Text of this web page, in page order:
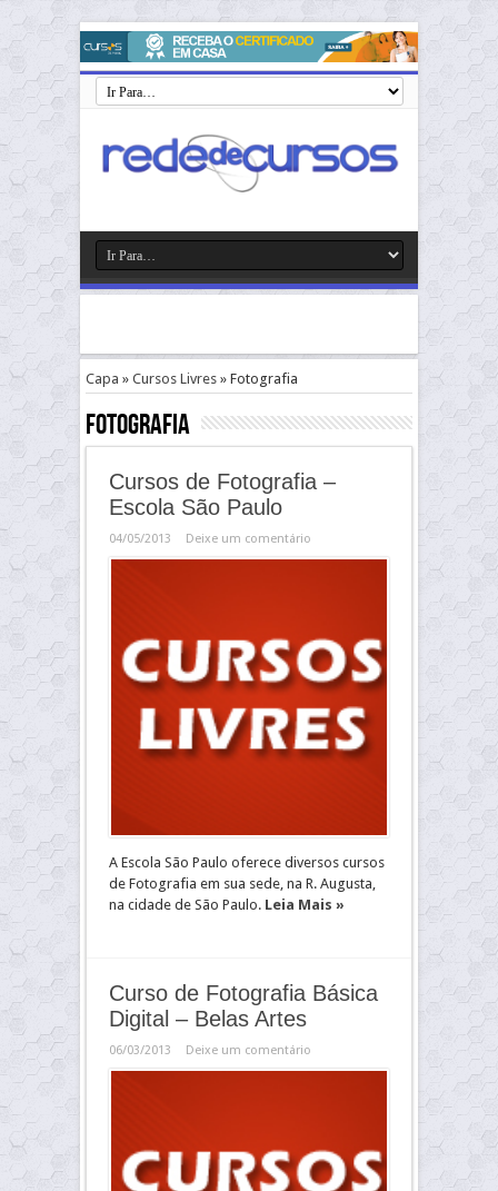
Capa » Cursos Livres » Fotografia
Fotografia
Cursos de Fotografia –
Escola São Paulo
04/05/2013 Deixe um comentário
A Escola São Paulo oferece diversos cursos
de Fotografia em sua sede, na R. Augusta,
na cidade de São Paulo. Leia Mais »
Curso de Fotografia Básica
Digital – Belas Artes
06/03/2013 Deixe um comentário